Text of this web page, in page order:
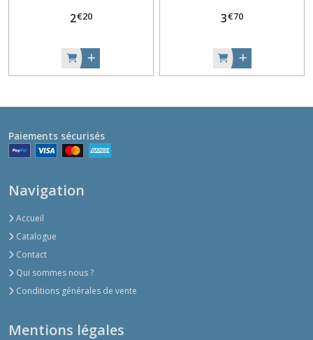
2€20 3€70
Paiements sécurisés
Navigation
Accueil
Catalogue
Contact
Qui sommes nous ?
Conditions générales de vente
Mentions légales